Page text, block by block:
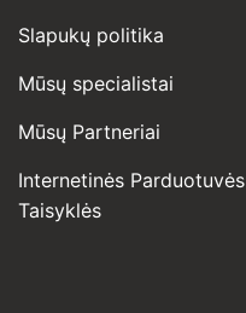
Slapukų politika
Mūsų specialistai
Mūsų Partneriai
Internetinės Parduotuvės
Taisyklės